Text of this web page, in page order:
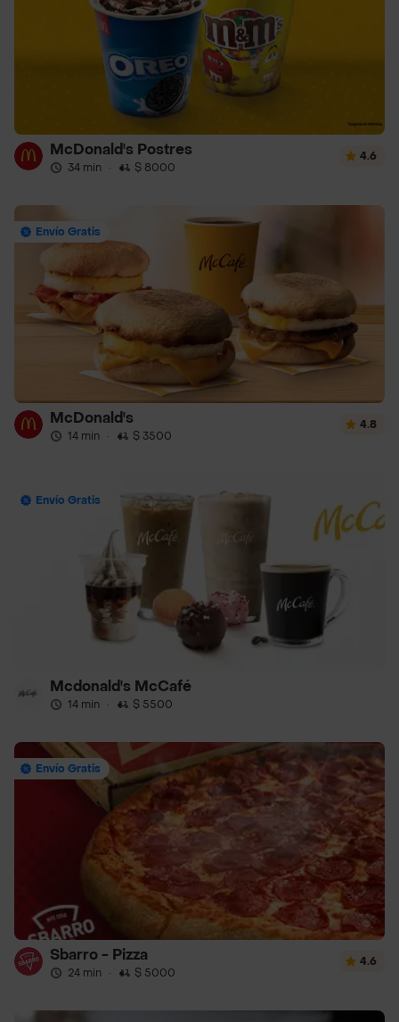
McDonald's Postres
34 min · $ 8000
4.6
Envío Gratis
McDonald's
14 min · $ 3500
4.8
Envío Gratis
Mcdonald's McCafé
14 min · $ 5500
Envío Gratis
Sbarro - Pizza
24 min · $ 5000
4.6